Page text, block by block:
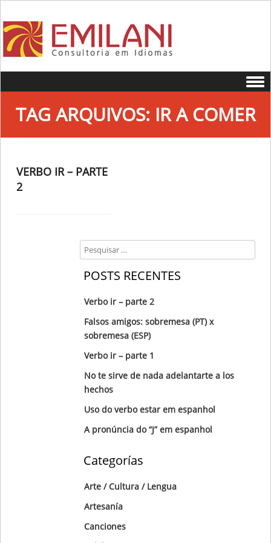
TAG ARQUIVOS: IR A COMER
VERBO IR – PARTE
2
Search
POSTS RECENTES
Verbo ir – parte 2
Falsos amigos: sobremesa (PT) x
sobremesa (ESP)
Verbo ir – parte 1
No te sirve de nada adelantarte a los
hechos
Uso do verbo estar em espanhol
A pronúncia do “J” em espanhol
Categorías
Arte / Cultura / Lengua
Artesanía
Canciones